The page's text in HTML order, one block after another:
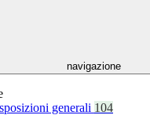
navigazione
generali 104